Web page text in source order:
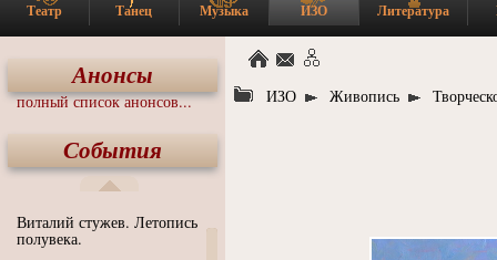
Театр Танец Музыка ИЗО Литература
Анонсы
полный список анонсов...
События
Виталий стужев. Летопись
полувека.
ИЗО Живопись